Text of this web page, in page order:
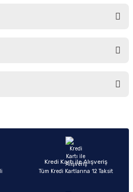
öneri formunu kullanarak tarafımıza
bulunuyor.
pahalı.
yorumu siz yapın!
Kredi Kartı ile Alışveriş
Tüm Kredi Kartlarına 12 Taksit